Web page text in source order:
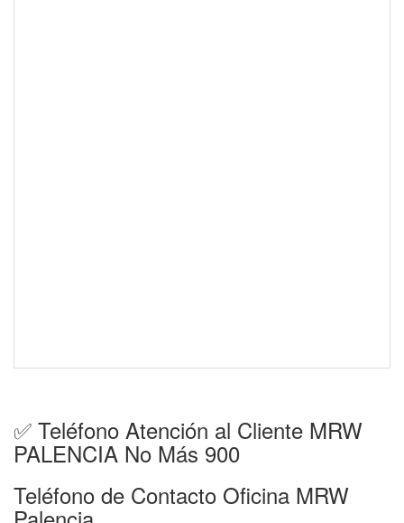
✅ Teléfono Atención al Cliente MRW
PALENCIA No Más 900
Teléfono de Contacto Oficina MRW